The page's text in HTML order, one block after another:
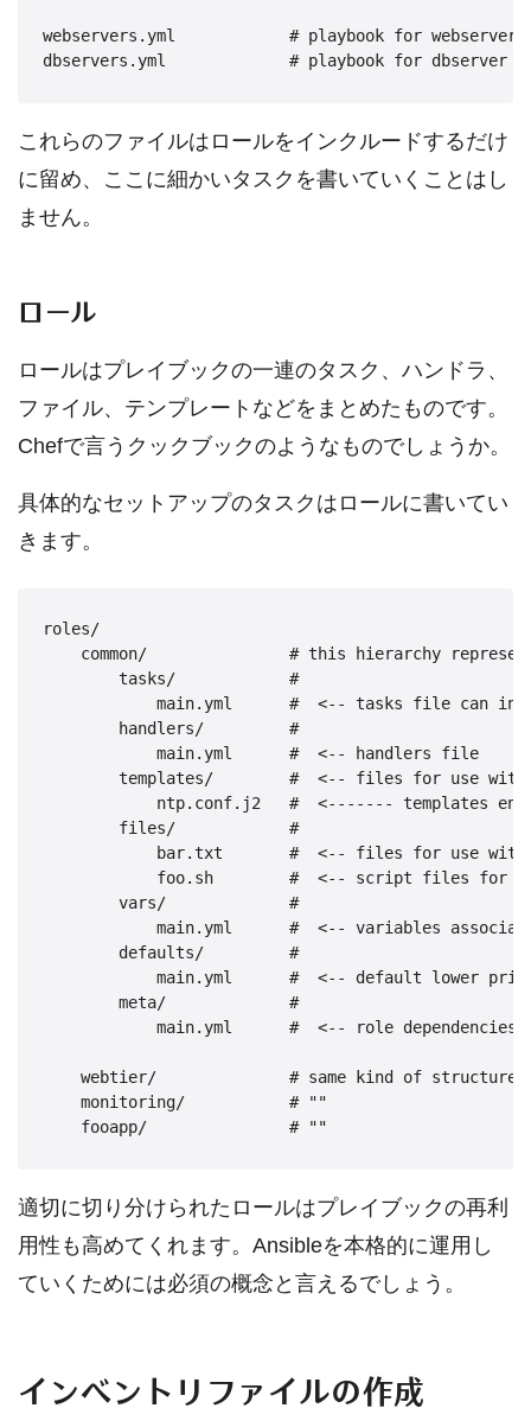
webservers.yml            # playbook for webserver
これらのファイルはロールをインクルードするだけ
に留め、ここに細かいタスクを書いていくことはし
ません。
ロール
ロールはプレイブックの一連のタスク、ハンドラ、
ファイル、テンプレートなどをまとめたものです。
Chefで言うクックブックのようなものでしょうか。
具体的なセットアップのタスクはロールに書いてい
きます。
roles/
common/               # this hierarchy
        tasks/            #
main.yml      #  <-- tasks file can
        handlers/         #
            main.yml      #  <-- handlers file
templates/        #  <-- files for use
ntp.conf.j2   #  <------- templates end
        files/            #
bar.txt       #  <-- files for use
foo.sh        #  <-- script files for
        vars/             #
main.yml      #  <-- variables
        defaults/         #
main.yml      #  <-- default lower
        meta/             #
            main.yml      #  <-- role dependencies
webtier/              # same kind of structure
    monitoring/           # ""
適切に切り分けられたロールはプレイブックの再利
用性も高めてくれます。Ansibleを本格的に運用し
ていくためには必須の概念と言えるでしょう。
インベントリファイルの作成